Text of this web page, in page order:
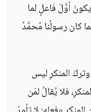
أوَّلَ فاعلٍ لما
كان رسولُنا مُحمَّدٌ
المنكرِ ليس
فلا يُقالُ لمَن